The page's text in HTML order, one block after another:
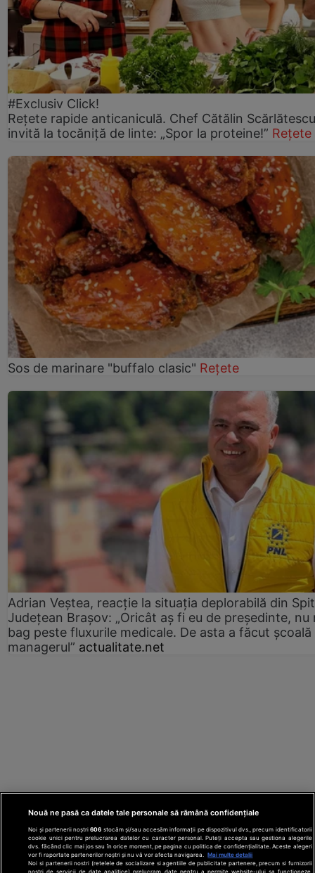
#Exclusiv Click!
Rețete rapide anticaniculă. Chef Cătălin
invită la tocăniță de linte: „Spor la proteine!” Rețete
Sos de marinare "buffalo clasic" Rețete
Adrian Veștea, reacție la situația deplorabilă din
Județean Brașov: „Oricât aș fi eu de președinte, nu
bag peste fluxurile medicale. De asta a făcut școală
managerul” actualitate.net
Nouă ne pasă ca datele tale personale să rămână confidențiale
Noi și partenerii noștri606 stocăm și/sau accesăm informații pe dispozitivul dvs., precum identificatorii
cookie unici pentru prelucrarea datelor cu caracter personal. Puteți accepta sau gestiona alegerile
dvs. făcând clic mai jos sau în orice moment, pe pagina cu politica de confidențialitate. Aceste alegeri
vor fi raportate partenerilor noștri și nu vă vor afecta navigarea.
Mai multe detalii
Noi si partenerii nostri (retelele de socializare si agentiile de publicitate partenere, precum si furnizorii
nostri de servicii de date analitice) prelucram date pentru a permite website-ului sa functioneze,